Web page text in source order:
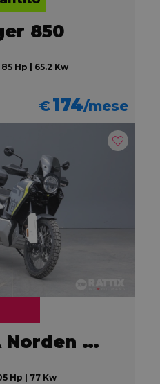
850
Hp | 65.2 Kw
€174/mese
HUSQVARNA Norden 901
Hp | 77 Kw